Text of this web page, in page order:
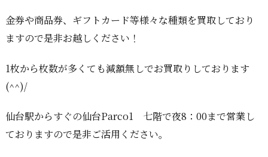
金券や商品券、ギフトカード等様々な種類を買取しており
ますので是非お越しください！
1枚から枚数が多くても減額無しでお買取りしております
(^^)/
仙台駅からすぐの仙台Parco1 七階で夜8：00まで営業し
ておりますので是非ご活用ください。